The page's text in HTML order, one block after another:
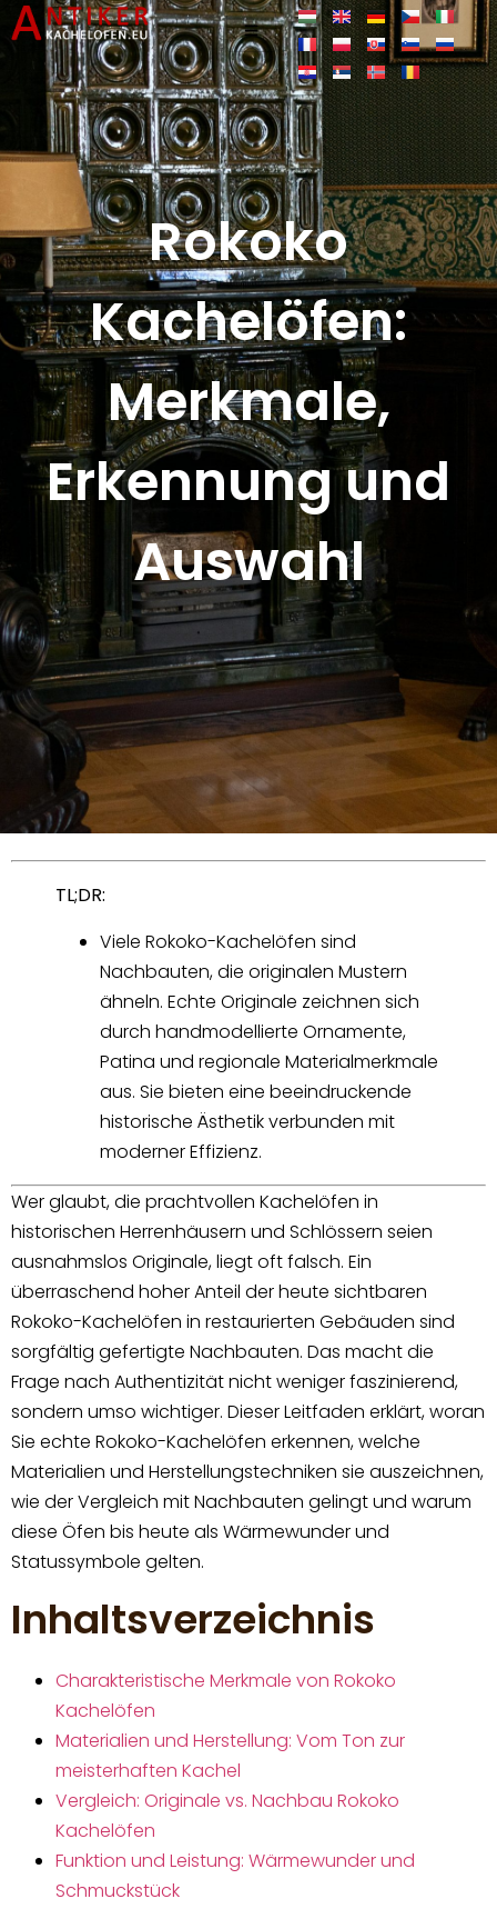
Rokoko
Kachelöfen:
Merkmale,
Erkennung und
Auswahl
TL;DR:
Viele Rokoko-Kachelöfen sind
Nachbauten, die originalen Mustern
ähneln. Echte Originale zeichnen sich
durch handmodellierte Ornamente,
Patina und regionale Materialmerkmale
aus. Sie bieten eine beeindruckende
historische Ästhetik verbunden mit
moderner Effizienz.
Wer glaubt, die prachtvollen Kachelöfen in
historischen Herrenhäusern und Schlössern seien
ausnahmslos Originale, liegt oft falsch. Ein
überraschend hoher Anteil der heute sichtbaren
Rokoko-Kachelöfen in restaurierten Gebäuden sind
sorgfältig gefertigte Nachbauten. Das macht die
Frage nach Authentizität nicht weniger faszinierend,
sondern umso wichtiger. Dieser Leitfaden erklärt, woran
Sie echte Rokoko-Kachelöfen erkennen, welche
Materialien und Herstellungstechniken sie auszeichnen,
wie der Vergleich mit Nachbauten gelingt und warum
diese Öfen bis heute als Wärmewunder und
Statussymbole gelten.
Inhaltsverzeichnis
Charakteristische Merkmale von Rokoko
Kachelöfen
Materialien und Herstellung: Vom Ton zur
meisterhaften Kachel
Vergleich: Originale vs. Nachbau Rokoko
Kachelöfen
Funktion und Leistung: Wärmewunder und
Schmuckstück